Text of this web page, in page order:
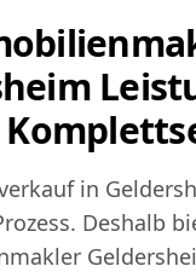
in
Deshalb